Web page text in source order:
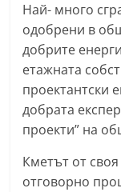
с
т
С
т
а
р
а
З
Най- много
одобрени в
добрите
етажната
проектантски
добрата
проекти” на
Кметът от
отговорно